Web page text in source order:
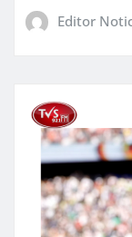
Editor